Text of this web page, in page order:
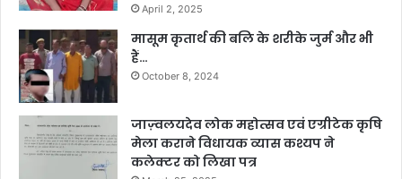
April 2, 2025
मासूम कृतार्थ की बलि के शरीके जुर्म और भी
हैं…
October 8, 2024
जाज़्वलयदेव लोक महोत्सव एवं एग्रीटेक कृषि
मेला कराने विधायक व्यास कश्यप ने
कलेक्टर को लिखा पत्र